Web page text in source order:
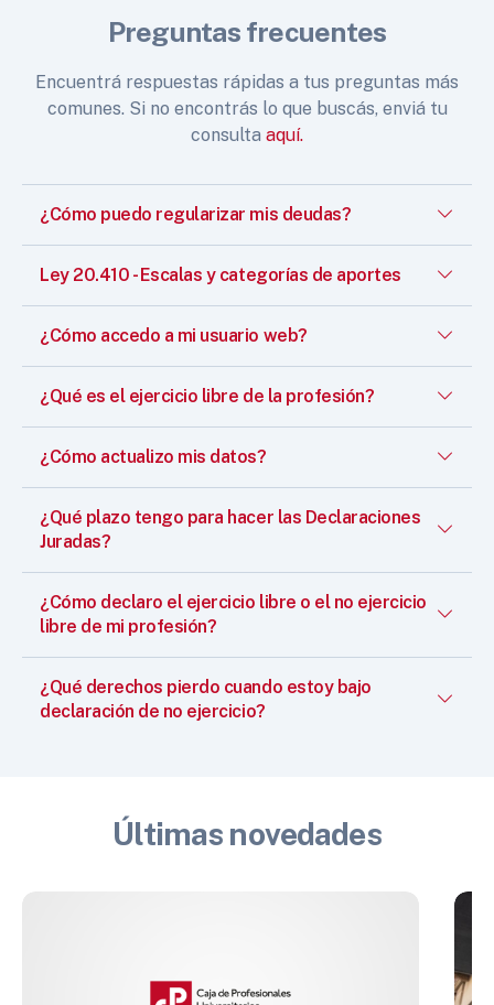
Preguntas frecuentes
Encuentrá respuestas rápidas a tus preguntas más
comunes. Si no encontrás lo que buscás, enviá tu
consulta aquí.
¿Cómo puedo regularizar mis deudas?
Ley 20.410 - Escalas y categorías de aportes
¿Cómo accedo a mi usuario web?
¿Qué es el ejercicio libre de la profesión?
¿Cómo actualizo mis datos?
¿Qué plazo tengo para hacer las Declaraciones
Juradas?
¿Cómo declaro el ejercicio libre o el no ejercicio
libre de mi profesión?
¿Qué derechos pierdo cuando estoy bajo
declaración de no ejercicio?
Últimas novedades